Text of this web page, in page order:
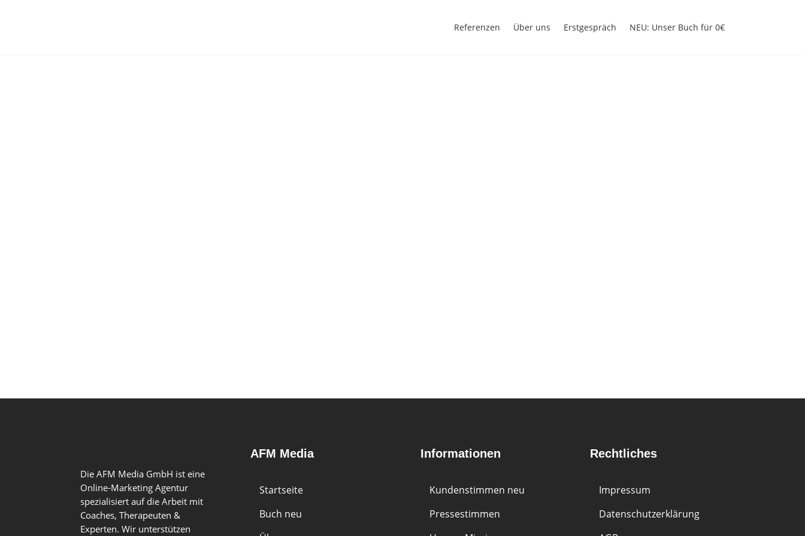
Referenzen Über uns Erstgespräch NEU: Unser Buch für 0€
Die AFM Media GmbH ist eine
Online-Marketing Agentur
spezialisiert auf die Arbeit mit
Coaches, Therapeuten &
Experten. Wir unterstützen
AFM Media
Startseite
Buch neu
Informationen
Kundenstimmen neu
Pressestimmen
Rechtliches
Impressum
Datenschutzerklärung